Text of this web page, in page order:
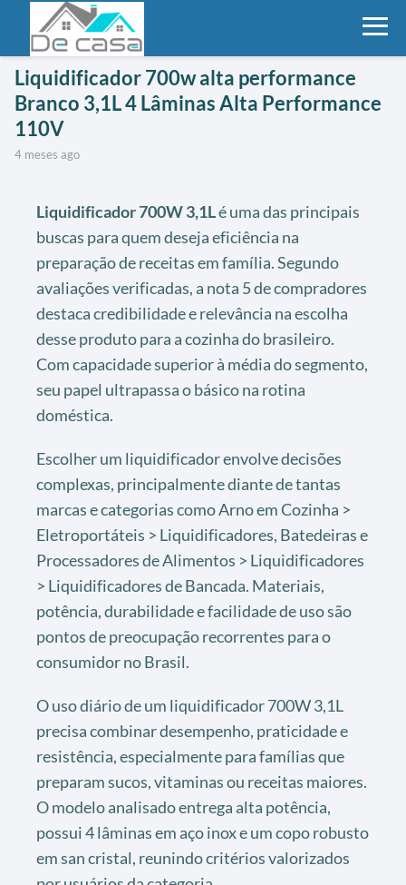
Liquidificador 700w alta performance
Branco 3,1L 4 Lâminas Alta Performance
110V
4 meses ago
Liquidificador 700W 3,1Lé uma das principais
buscas para quem deseja eficiência na
preparação de receitas em família. Segundo
avaliações verificadas, a nota 5 de compradores
destaca credibilidade e relevância na escolha
desse produto para a cozinha do brasileiro.
Com capacidade superior à média do segmento,
seu papel ultrapassa o básico na rotina
doméstica.
Escolher um liquidificador envolve decisões
complexas, principalmente diante de tantas
marcas e categorias como Arno em Cozinha >
Eletroportáteis > Liquidificadores, Batedeiras e
Processadores de Alimentos > Liquidificadores
> Liquidificadores de Bancada. Materiais,
potência, durabilidade e facilidade de uso são
pontos de preocupação recorrentes para o
consumidor no Brasil.
O uso diário de um liquidificador 700W 3,1L
precisa combinar desempenho, praticidade e
resistência, especialmente para famílias que
preparam sucos, vitaminas ou receitas maiores.
O modelo analisado entrega alta potência,
possui 4 lâminas em aço inox e um copo robusto
em san cristal, reunindo critérios valorizados